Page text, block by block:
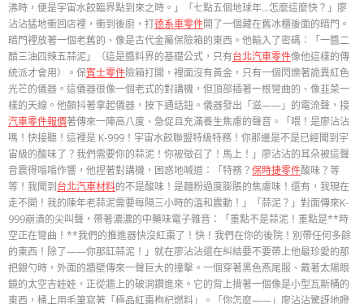
沸時，便是宇宙水餃臨界點到來之時。」「七點五個地球年…怎麼這麼快？」廖
沾沾猛地衝回店裡，衝到後廚，打德系車零件開了一個藏在舊冰櫃後面的暗門。
暗門裡放著一個老舊的、像是古代金屬保險箱的東西。他輸入了密碼：「一醬二
醋三油四辣五蒜泥」（這是醬料界的基礎公式，只有台北汽車零件像他這樣的傳
統派才會用）。保賓士零件險箱打開，裡面沒有黃金，只有一個閃爍著詭異紅色
光芒的儀器。這儀器很像一個老式的對講機，但頂部插著一根彎曲的、像韭菜一
樣的天線。他顫抖著拿起儀器，按下通話鈕。儀器發出「滋——」的電流聲，接
汽車零件報價著傳來一陣高八度、急促且充滿養生焦慮的聲音。「喂！是廖沾沾
嗎！快接聽！這裡是 K-999！宇宙水餃聯盟特級特務！你那邊是不是已經聞到宇
宙級的酸味了？我們需要你的蒜泥！你被徵召了！馬上！」廖沾沾的耳朵被這聲
音震得嗡嗡作響，他捏著對講機，困惑地喊道：「特務？保時捷零件酸味？等
等！我聞到 台北汽車材料的不是酸味！是麵粉過度膨脹的焦慮味！還有，我現在
走不開！我的陳年老蒜泥需要每隔三小時的溫和震動！」「蒜泥？」對面傳來K-
999崩潰的尖叫聲，帶著濃濃的中藥味電子雜音：「重點不是蒜泥！重點是**時
空正在彎曲！**我們的推進器快沒紅棗了！快！我們在你的後院！別帶任何多餘
的東西！除了——你那缸蒜泥！」就在廖沾沾還在糾結要不要帶上他最珍愛的那
把銀勺時，外面的牆壁傳來一聲巨大的撞擊。一個穿著黑色燕尾服、戴著太陽眼
鏡的太空吉娃娃，正從牆上的破洞鑽進來。它的背上揹著一個像是小型瓦斯桶的
東西，桶上用毛筆寫著「極品紅棗枸杞燃料」。「你怎麼——」廖沾沾驚訝地瞪